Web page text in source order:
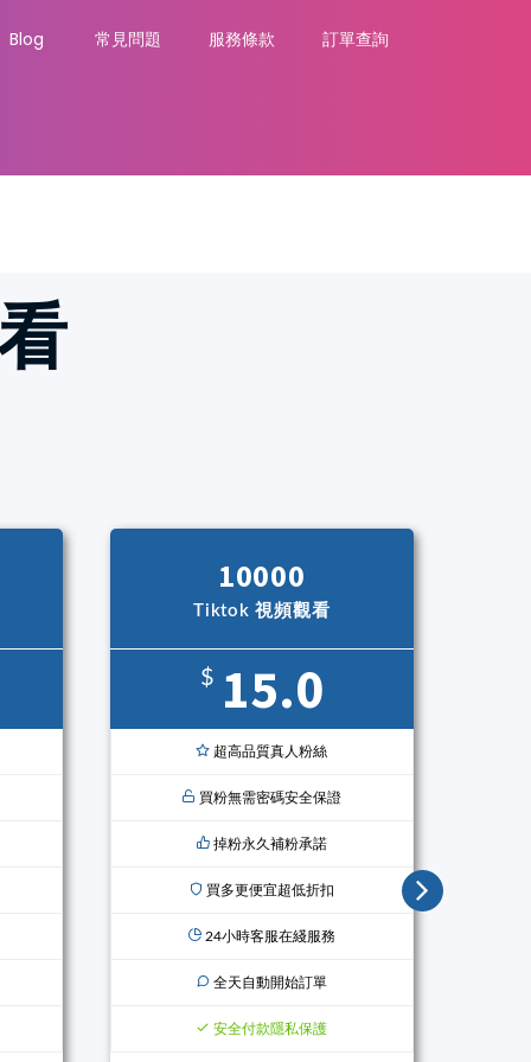
Blog 常見問題 服務條款 訂單查詢
10000
Tiktok 視頻觀看
$ 15.0
超高品質真人粉絲
買粉無需密碼安全保證
掉粉永久補粉承諾
買多更便宜超低折扣
24小時客服在綫服務
全天自動開始訂單
安全付款隱私保護